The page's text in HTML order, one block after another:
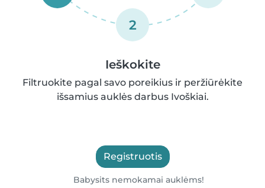
2
Ieškokite
Filtruokite pagal savo poreikius ir peržiūrėkite
išsamius auklės darbus Ivoškiai.
Registruotis
Babysits nemokamai auklėms!